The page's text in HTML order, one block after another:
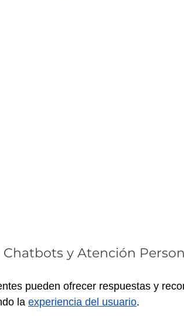
y Atención
pueden ofrecer respuestas y
la experiencia del usuario.